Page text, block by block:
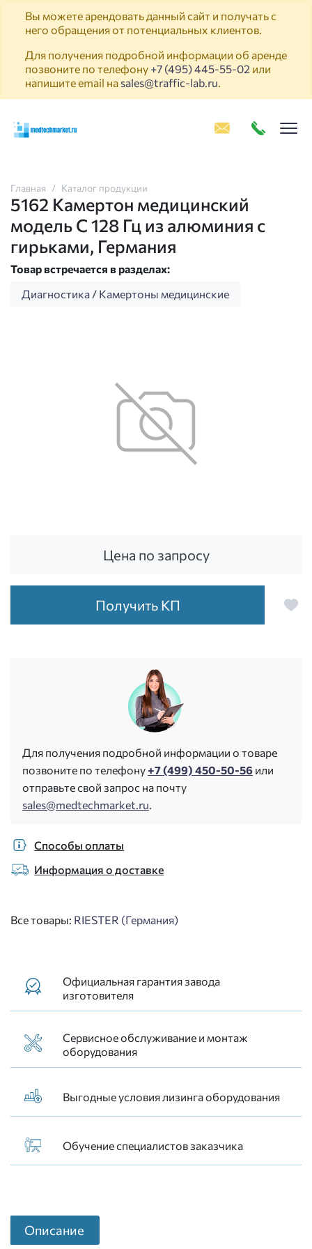
Вы можете арендовать данный сайт и получать с
него обращения от потенциальных клиентов.
Для получения подробной информации об аренде
позвоните по телефону +7 (495) 445-55-02 или
напишите email на sales@traffic-lab.ru.
Главная Каталог продукции
5162 Камертон медицинский
модель С 128 Гц из алюминия с
гирьками, Германия
Товар встречается в разделах:
Диагностика / Камертоны медицинские
Цена по запросу
Получить КП
Для получения подробной информации о товаре
позвоните по телефону+7 (499) 450-50-56 или
отправьте свой запрос на почту
sales@medtechmarket.ru.
Способы оплаты
Информация о доставке
Все товары: RIESTER (Германия)
Официальная гарантия завода
изготовителя
Сервисное обслуживание и монтаж
оборудования
Выгодные условия лизинга оборудования
Обучение специалистов заказчика
Описание